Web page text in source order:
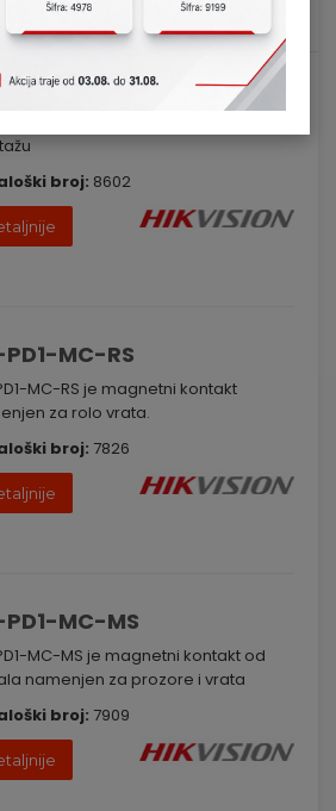
PDPC12P-EG2
broj: 8602
PD1-MC-RS
MC-RS je magnetni kontakt
za rolo vrata.
broj: 7826
PD1-MC-MS
MC-MS je magnetni kontakt od
namenjen za prozore i vrata
broj: 7909